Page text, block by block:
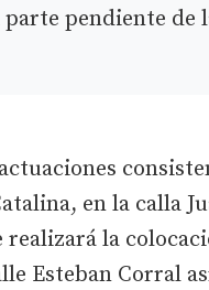
pendiente de
en la calla
la
Esteban Corral